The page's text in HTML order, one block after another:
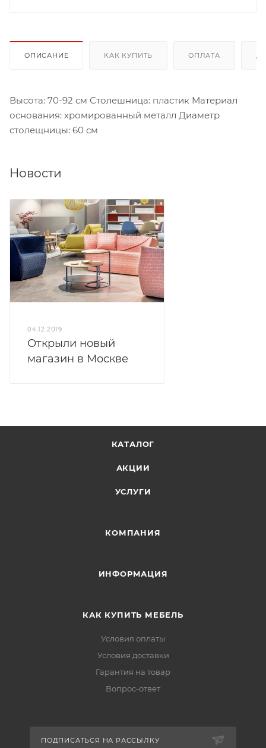
ОПИСАНИЕ КАК КУПИТЬ ОПЛАТА
Высота: 70-92 см Столешница: пластик Материал
основания: хромированный металл Диаметр
столещницы: 60 см
Новости
04.12.2019
Открыли новый
магазин в Москве
КАТАЛОГ
АКЦИИ
УСЛУГИ
КОМПАНИЯ
ИНФОРМАЦИЯ
КАК КУПИТЬ МЕБЕЛЬ
Условия оплаты
Условия доставки
Гарантия на товар
Вопрос-ответ
ПОДПИСАТЬСЯ НА РАССЫЛКУ